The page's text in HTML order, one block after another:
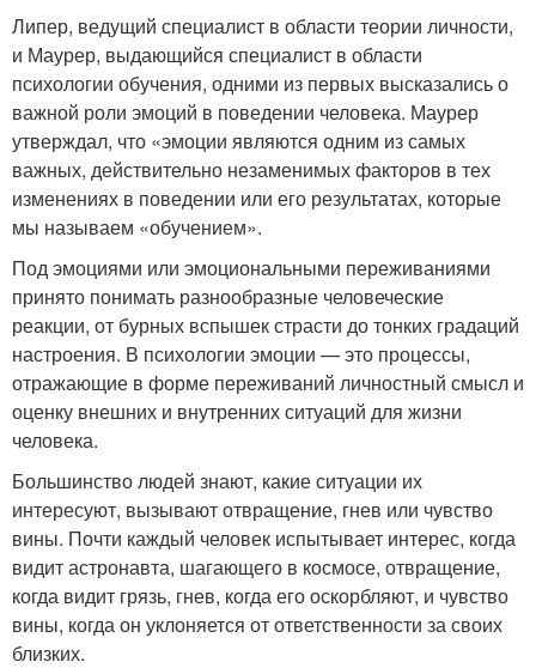
Липер, ведущий специалист в области теории личности,
и Маурер, выдающийся специалист в области
психологии обучения, одними из первых высказались о
важной роли эмоций в поведении человека. Маурер
утверждал, что «эмоции являются одним из самых
важных, действительно незаменимых факторов в тех
изменениях в поведении или его результатах, которые
мы называем «обучением».
Под эмоциями или эмоциональными переживаниями
принято понимать разнообразные человеческие
реакции, от бурных вспышек страсти до тонких градаций
настроения. В психологии эмоции — это процессы,
отражающие в форме переживаний личностный смысл и
оценку внешних и внутренних ситуаций для жизни
человека.
Большинство людей знают, какие ситуации их
интересуют, вызывают отвращение, гнев или чувство
вины. Почти каждый человек испытывает интерес, когда
видит астронавта, шагающего в космосе, отвращение,
когда видит грязь, гнев, когда его оскорбляют, и чувство
вины, когда он уклоняется от ответственности за своих
близких.